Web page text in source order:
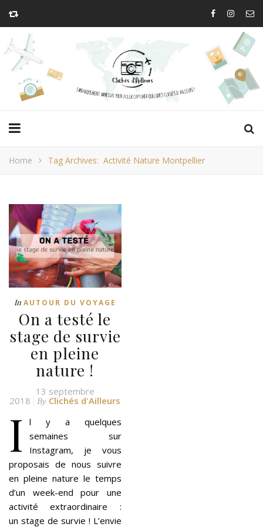
Home Tag Archives: Activité Nature Montpellier
In AUTOUR DU VOYAGE
On a testé le
stage de survie
en pleine
nature !
13 septembre
2018
By Clichés d'Ailleurs
I
l y a quelques
semaines sur
Instagram, je vous
proposais de nous suivre
en pleine nature le temps
d’un week-end pour une
activité extraordinaire :
un stage de survie ! L’envie